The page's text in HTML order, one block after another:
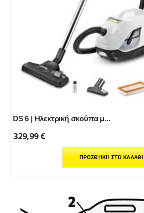
DS 6 | Ηλεκτρική σκούπα μ...
329,99€
ΠΡΟΣΘΉΚΗ ΣΤΟ ΚΑΛΆΘΙ